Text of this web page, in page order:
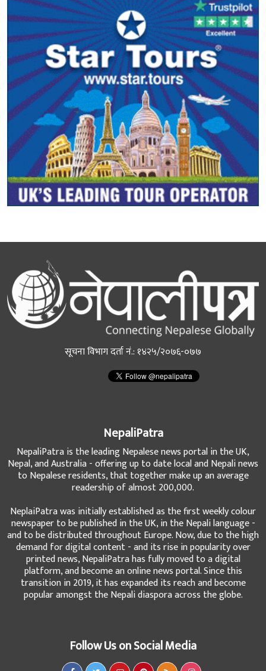
सूचना विभाग दर्ता नं.: १४२५/२०७६-०७७
NepaliPatra
NepaliPatra is the leading Nepalese news portal in the UK,
Nepal, and Australia - offering up to date local and Nepali news
to Nepalese residents, that together make up an average
readership of almost 200,000.
NeplaiPatra was initially established as the first weekly colour
newspaper to be published in the UK, in the Nepali language -
and to be distributed throughout Europe. Now, due to the high
demand for digital content - and its rise in popularity over
printed news, NepaliPatra has fully moved to a digital
platform, and become an online news portal. Since this
transition in 2019, it has expanded its reach and become
popular amongst the Nepali diaspora across the globe.
Follow Us on Social Media